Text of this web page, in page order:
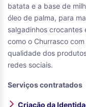
batata e a base de
óleo de palma, para
salgadinhos crocantes
como o Churrasco
qualidade dos
redes sociais.
Serviços contratados
Criação da